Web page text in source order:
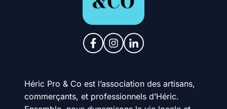
Héric Pro & Co est l’association des artisans,
commerçants, et professionnels d’Héric.